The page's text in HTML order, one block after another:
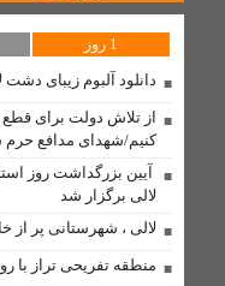
در شهر» لالی
مذاکره با آمریکا «کار
ایران فقط «مبارزه» است
مسئولان لالی و حکایت
وقتی نفس‌های بلوط به یاری
موازی‌کاری در دستگاه‌های
1 روز
دانلود آلبوم زیبای دشت
از تلاش دولت برای
کنیم/شهدای مدافع
آیین بزرگداشت روز
لالی برگزار شد
لالی ، شهرستانی پر از
منطقه تفریحی تراز با